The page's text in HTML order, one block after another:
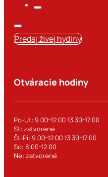
Predaj živej hydiny
Otváracie hodiny
Po-Ut: 9.00-12.00 13.30-17.00
St: zatvorené
Št-Pi: 9.00-12.00 13.30-17.00
So: 8.00-12.00
Ne: zatvorené